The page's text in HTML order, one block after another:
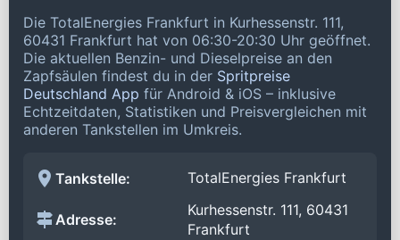
Die TotalEnergies Frankfurt in Kurhessenstr. 111,
60431 Frankfurt hat von 06:30-20:30 Uhr geöffnet.
Die aktuellen Benzin- und Dieselpreise an den
Zapfsäulen findest du in der Spritpreise
Deutschland App für Android & iOS – inklusive
Echtzeitdaten, Statistiken und Preisvergleichen mit
anderen Tankstellen im Umkreis.
Tankstelle: TotalEnergies Frankfurt
Adresse:
Kurhessenstr. 111, 60431
Frankfurt